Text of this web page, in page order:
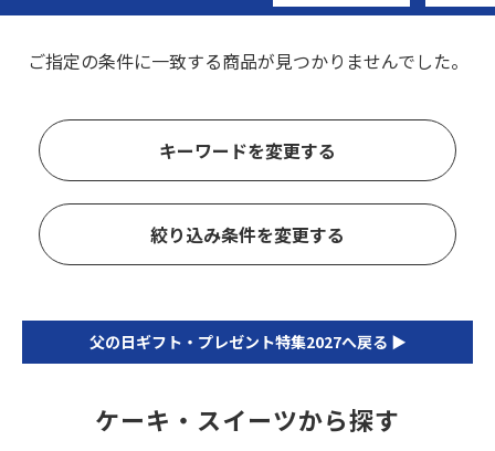
ご指定の条件に一致する商品が見つかりませんでした。
キーワードを変更する
絞り込み条件を変更する
父の日ギフト・プレゼント特集2027へ戻る ▶
ケーキ・スイーツから探す